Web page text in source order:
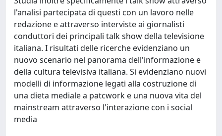
l'analisi partecipata di questi con un lavoro nelle
redazione e attraverso interviste ai giornalisti
conduttori dei principali talk show della televisione
italiana. I risultati delle ricerche evidenziano un
nuovo scenario nel panorama dell'informazione e
della cultura televisiva italiana. Si evidenziano nuovi
modelli di informazione legati alla costruzione di
una dieta mediale a patcwork e una nuova vita del
mainstream attraverso l'interazione con i social
media